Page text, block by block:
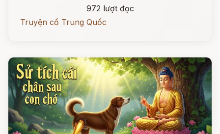
972 lượt đọc
Truyện cổ Trung Quốc